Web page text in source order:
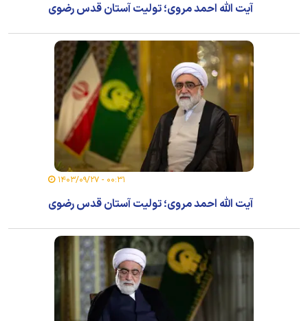
آیت الله احمد مروی؛ تولیت آستان قدس رضوی
۰۰:۳۱ - ۱۴۰۳/۰۹/۲۷
آیت الله احمد مروی؛ تولیت آستان قدس رضوی